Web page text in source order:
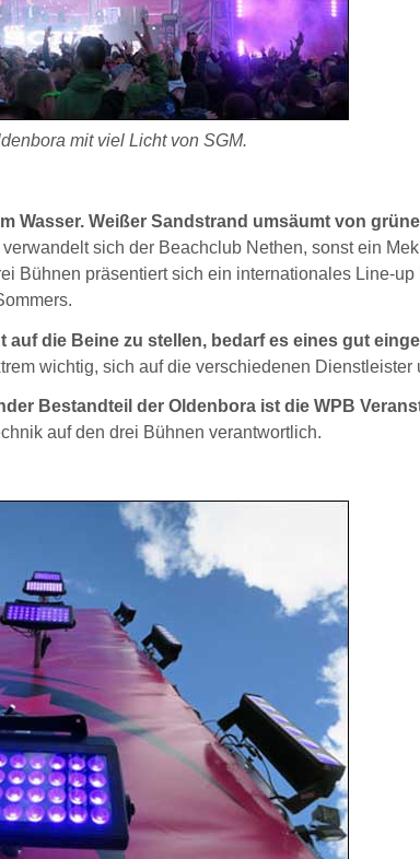
mit viel Licht von SGM.
Wasser. Weißer Sandstrand umsäumt von
sich der Beachclub Nethen, sonst ein
Bühnen präsentiert sich ein internationales Line-
auf die Beine zu stellen, bedarf es eines gut
wichtig, sich auf die verschiedenen
Bestandteil der Oldenbora ist die WPB
auf den drei Bühnen verantwortlich.